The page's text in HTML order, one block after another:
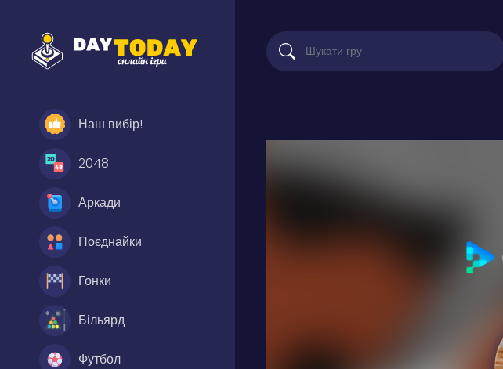
Наш вибір!
2048
Аркади
Поєднайки
Гонки
Більярд
Футбол